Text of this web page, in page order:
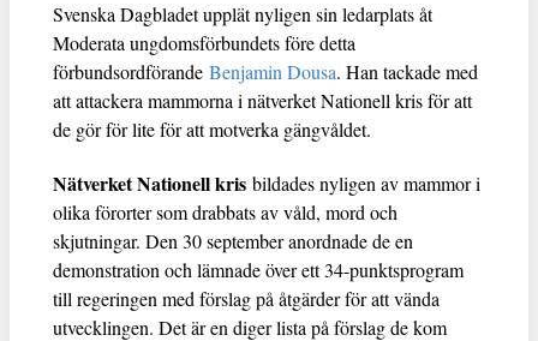
Svenska Dagbladet upplät nyligen sin ledarplats åt
Moderata ungdomsförbundets före detta
förbundsordförande Benjamin Dousa. Han tackade med
att attackera mammorna i nätverket Nationell kris för att
de gör för lite för att motverka gängvåldet.
Nätverket Nationell kris bildades nyligen av mammor i
olika förorter som drabbats av våld, mord och
skjutningar. Den 30 september anordnade de en
demonstration och lämnade över ett 34-punktsprogram
till regeringen med förslag på åtgärder för att vända
utvecklingen. Det är en diger lista på förslag de kom